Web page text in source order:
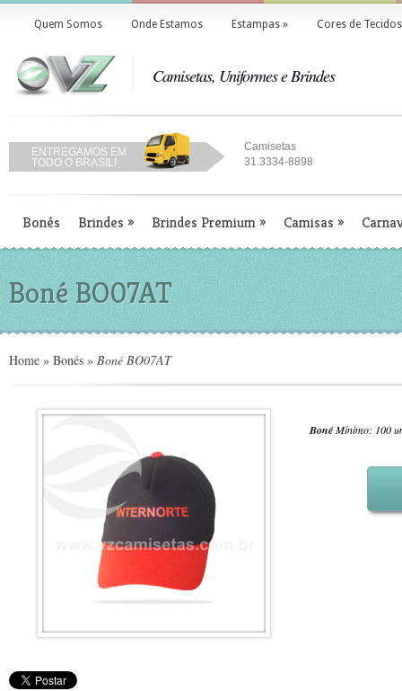
Quem Somos Onde Estamos Estampas» Cores de Tecidos
Camisetas, Uniformes e Brindes
ENTREGAMOS EM
TODO O BRASIL!
Camisetas
31.3334-8898
Bonés Brindes » Brindes Premium» Camisas »
Boné BO07AT
Home » Bonés » Boné BO07AT
BonéMínimo: 100